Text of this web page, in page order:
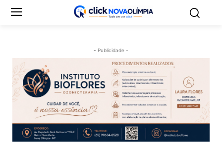
- Publicidade -